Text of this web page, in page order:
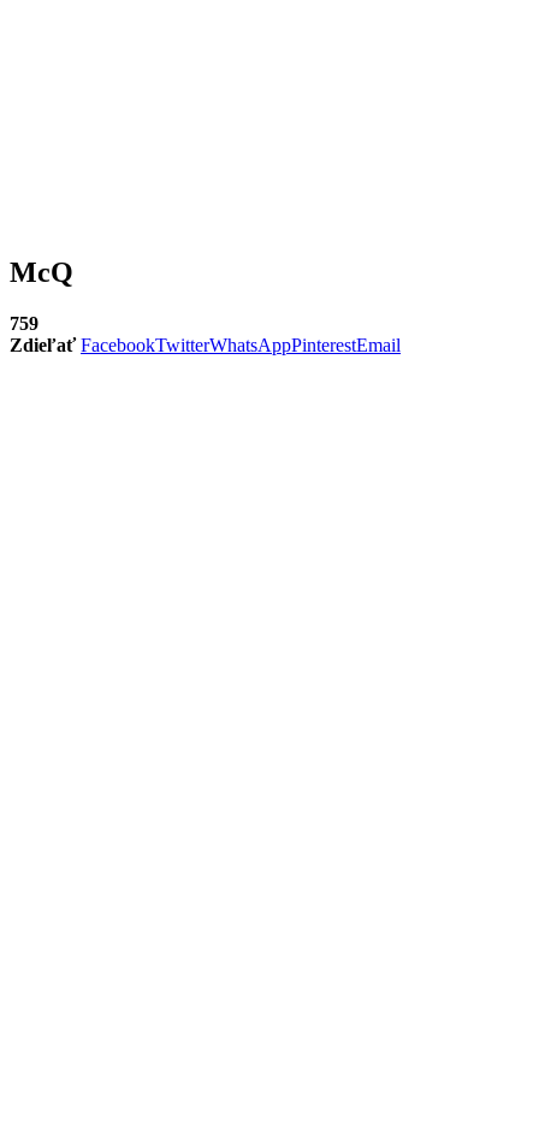
McQ
759
Zdieľať FacebookTwitterWhatsAppPinterestEmail